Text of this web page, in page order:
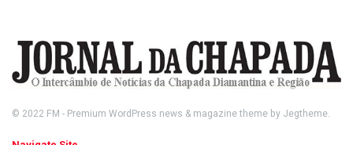
© 2022 FM - Premium WordPress news & magazine theme by Jegtheme.